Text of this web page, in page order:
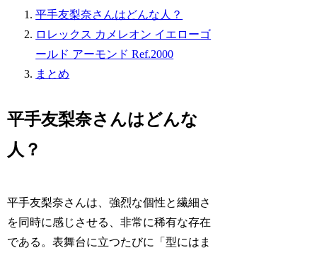
平手友梨奈さんはどんな人？
ロレックス カメレオン イエローゴ
ールド アーモンド Ref.2000
まとめ
平手友梨奈さんはどんな
人？
平手友梨奈さんは、強烈な個性と繊細さ
を同時に感じさせる、非常に稀有な存在
である。表舞台に立つたびに「型にはま